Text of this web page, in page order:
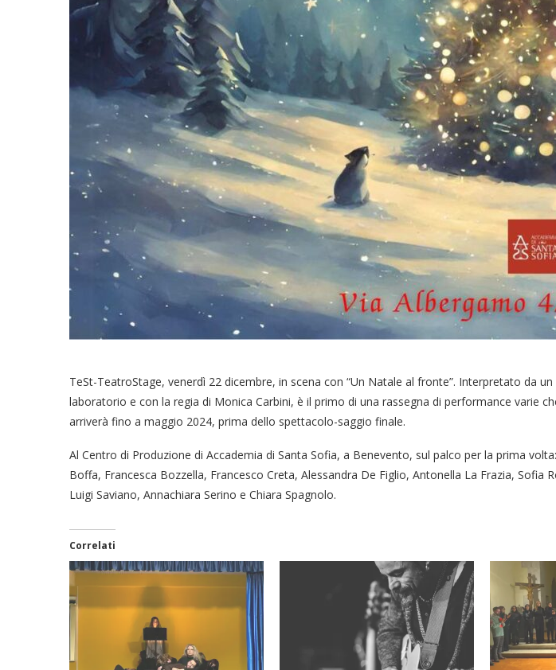
TeSt-TeatroStage, venerdì 22 dicembre, in scena con “Un Natale al fronte”. Interpretato da
laboratorio e con la regia di Monica Carbini, è il primo di una rassegna di performance varie
arriverà fino a maggio 2024, prima dello spettacolo-saggio finale.
Al Centro di Produzione di Accademia di Santa Sofia, a Benevento, sul palco per la prima
Boffa, Francesca Bozzella, Francesco Creta, Alessandra De Figlio, Antonella La Frazia, Sofia
Luigi Saviano, Annachiara Serino e Chiara Spagnolo.
Correlati